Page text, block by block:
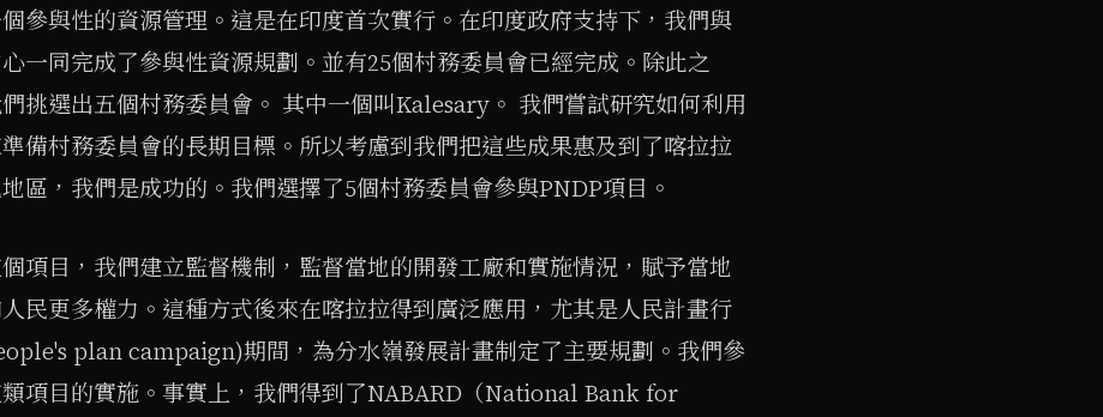
參與性的資源管理。這是在印度首次實行。在印度政府支持下，我們與
一同完成了參與性資源規劃。並有25個村務委員會已經完成。除此之
挑選出五個村務委員會。 其中一個叫Kalesary。 我們嘗試研究如何利用
備村務委員會的長期目標。所以考慮到我們把這些成果惠及到了喀拉拉
區，我們是成功的。我們選擇了5個村務委員會參與PNDP項目。
項目，我們建立監督機制，監督當地的開發工廠和實施情況，賦予當地
民更多權力。這種方式後來在喀拉拉得到廣泛應用，尤其是人民計畫行
plan campaign)期間，為分水嶺發展計畫制定了主要規劃。我們參
項目的實施。事實上，我們得到了NABARD（National Bank for